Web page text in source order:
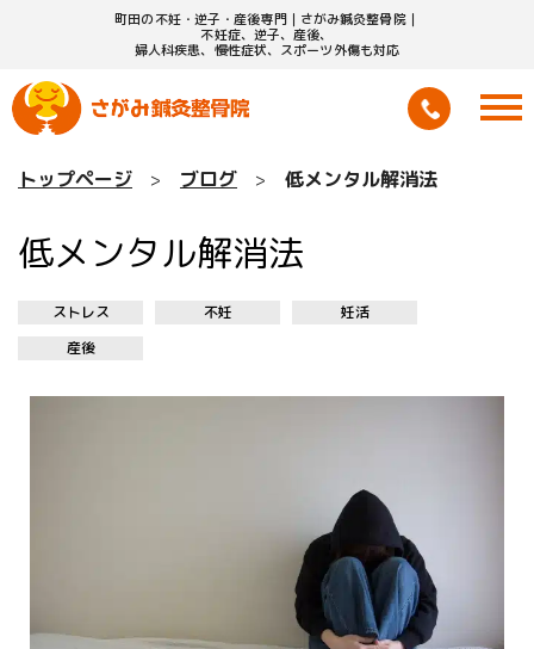
町田の不妊・逆子・産後専門｜さがみ鍼灸整骨院｜
不妊症、逆子、産後、
婦人科疾患、慢性症状、スポーツ外傷も対応
トップページ ブログ 低メンタル解消法
低メンタル解消法
ストレス 不妊
妊活
産後